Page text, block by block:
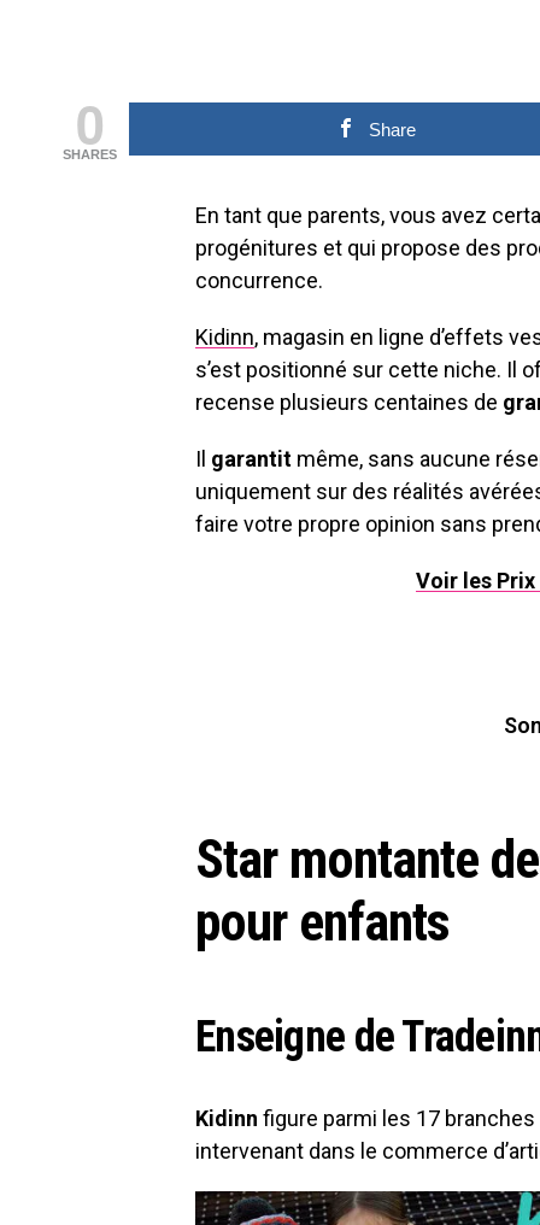
0
SHARES
Share
En tant que parents, vous avez
progénitures et qui propose des
concurrence.
Kidinn, magasin en ligne d’effets
s’est positionné sur cette niche. Il
recense plusieurs centaines de
Il garantit même, sans aucune
uniquement sur des réalités
faire votre propre opinion sans
Voir les
Star montante
pour enfants
Enseigne de
Kidinn figure parmi les 17
intervenant dans le commerce